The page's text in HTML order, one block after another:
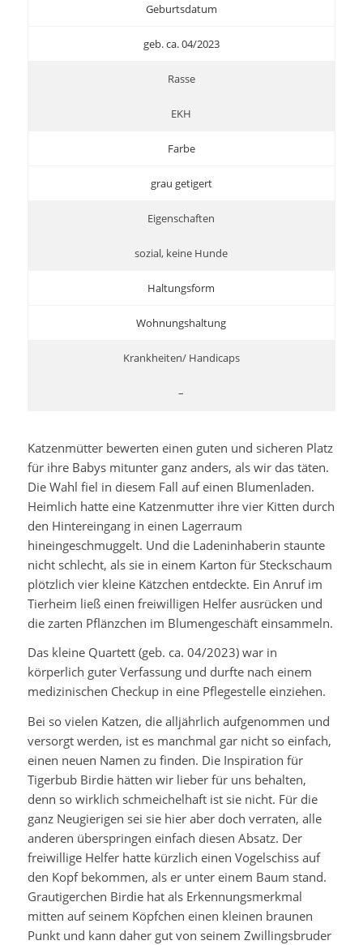
Geburtsdatum
geb. ca. 04/2023
Rasse
EKH
Farbe
grau getigert
Eigenschaften
sozial, keine Hunde
Haltungsform
Wohnungshaltung
Krankheiten/ Handicaps
–
Katzenmütter bewerten einen guten und sicheren Platz
für ihre Babys mitunter ganz anders, als wir das täten.
Die Wahl fiel in diesem Fall auf einen Blumenladen.
Heimlich hatte eine Katzenmutter ihre vier Kitten durch
den Hintereingang in einen Lagerraum
hineingeschmuggelt. Und die Ladeninhaberin staunte
nicht schlecht, als sie in einem Karton für Steckschaum
plötzlich vier kleine Kätzchen entdeckte. Ein Anruf im
Tierheim ließ einen freiwilligen Helfer ausrücken und
die zarten Pflänzchen im Blumengeschäft einsammeln.
Das kleine Quartett (geb. ca. 04/2023) war in
körperlich guter Verfassung und durfte nach einem
medizinischen Checkup in eine Pflegestelle einziehen.
Bei so vielen Katzen, die alljährlich aufgenommen und
versorgt werden, ist es manchmal gar nicht so einfach,
einen neuen Namen zu finden. Die Inspiration für
Tigerbub Birdie hätten wir lieber für uns behalten,
denn so wirklich schmeichelhaft ist sie nicht. Für die
ganz Neugierigen sei sie hier aber doch verraten, alle
anderen überspringen einfach diesen Absatz. Der
freiwillige Helfer hatte kürzlich einen Vogelschiss auf
den Kopf bekommen, als er unter einem Baum stand.
Grautigerchen Birdie hat als Erkennungsmerkmal
mitten auf seinem Köpfchen einen kleinen braunen
Punkt und kann daher gut von seinem Zwillingsbruder